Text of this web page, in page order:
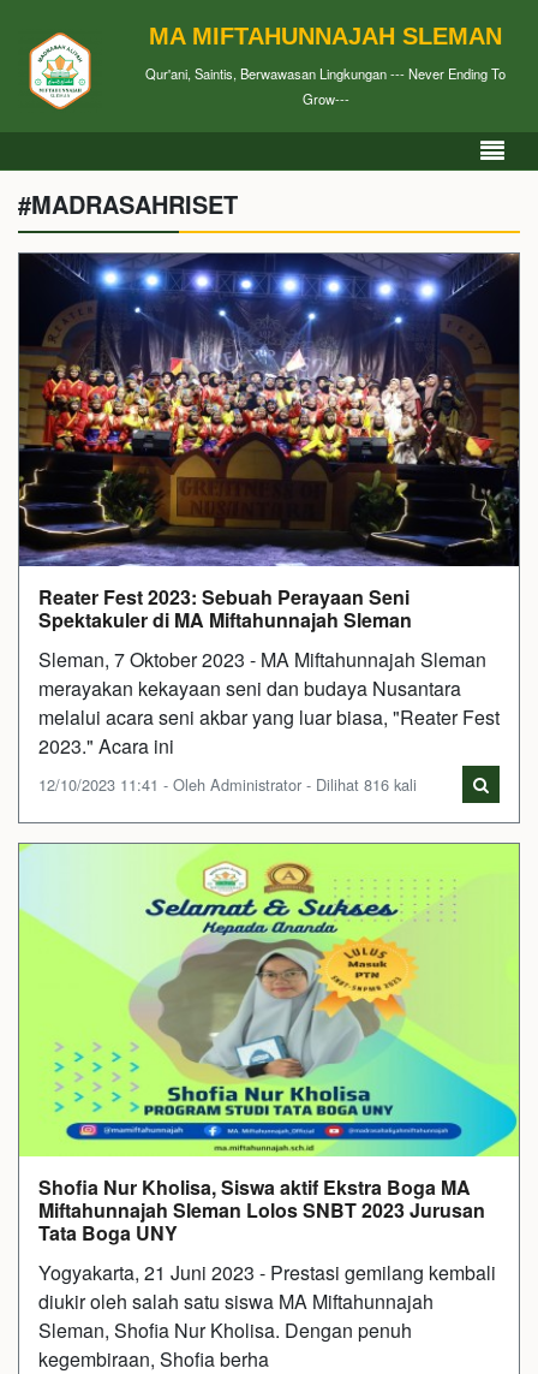
MA MIFTAHUNNAJAH SLEMAN
Qur'ani, Saintis, Berwawasan Lingkungan --- Never Ending To
Grow---
#MADRASAHRISET
Reater Fest 2023: Sebuah Perayaan Seni
Spektakuler di MA Miftahunnajah Sleman
Sleman, 7 Oktober 2023 - MA Miftahunnajah Sleman
merayakan kekayaan seni dan budaya Nusantara
melalui acara seni akbar yang luar biasa, "Reater Fest
2023." Acara ini
12/10/2023 11:41 - Oleh Administrator - Dilihat 816 kali
Shofia Nur Kholisa, Siswa aktif Ekstra Boga MA
Miftahunnajah Sleman Lolos SNBT 2023 Jurusan
Tata Boga UNY
Yogyakarta, 21 Juni 2023 - Prestasi gemilang kembali
diukir oleh salah satu siswa MA Miftahunnajah
Sleman, Shofia Nur Kholisa. Dengan penuh
kegembiraan, Shofia berha